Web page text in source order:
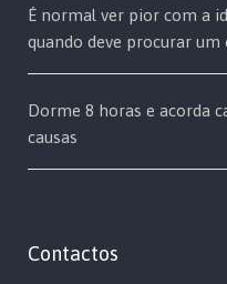
É normal ver pior com a
quando deve procurar
Dorme 8 horas e acorda
causas
Contactos